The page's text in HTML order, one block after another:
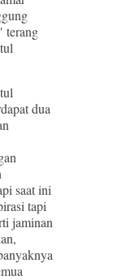
terang
dua
saat ini
tapi
jaminan